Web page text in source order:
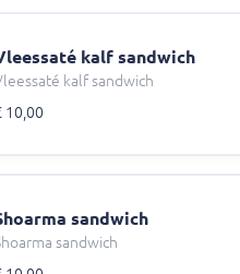
kalf sandwich
kalf sandwich
10,00
sandwich
sandwich